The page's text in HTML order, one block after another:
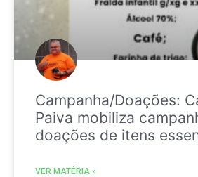
Campanha/Doações:
Paiva mobiliza
doações de itens
VER MATÉRIA »